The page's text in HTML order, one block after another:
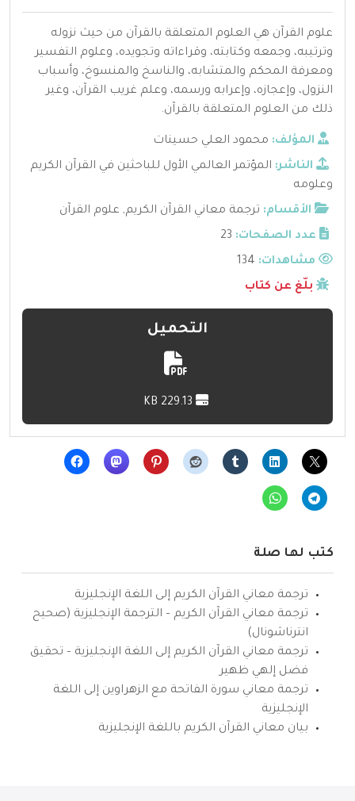
علوم القرآن هي العلوم المتعلقة بالقرآن من حيث نزوله
وترتيبه، وجمعه وكتابته، وقراءاته وتجويده، وعلوم التفسير
ومعرفة المحكم والمتشابه، والناسخ والمنسوخ، وأسباب
النزول، وإعجازه، وإعرابه ورسمه، وعلم غريب القرآن، وغير
ذلك من العلوم المتعلقة بالقرآن.
المؤلف: محمود العلي حسينات
الناشر: المؤتمر العالمي الأول للباحثين في القرآن الكريم
وعلومه
الأقسام: ترجمة معاني القرآن الكريم, علوم القرآن
عدد الصفحات: 23
مشاهدات:
بلّغ عن كتاب
التحميل
كتب لها صلة
ترجمة معاني القرآن الكريم إلى اللغة الإنجليزية
ترجمة معاني القرآن الكريم – الترجمة الإنجليزية (صحيح
انترناشونال)
ترجمة معاني القرآن الكريم إلى اللغة الإنجليزية – تحقيق
فضل إلهي ظهير
ترجمة معاني سورة الفاتحة مع الزهراوين إلى اللغة
الإنجليزية
بيان معاني القرآن الكريم باللغة الإنجليزية